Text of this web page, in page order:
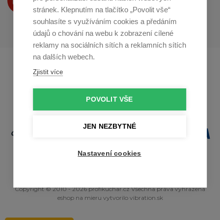
na Youtube
Profikuchar.sk
Copyright © 2010 - 2026 profikuchar.cz Všechna práva vyhrazena
eshop na mieru vytvorilo vibration.sk
stránek. Klepnutím na tlačítko „Povolit vše“
souhlasíte s využíváním cookies a předáním
údajů o chování na webu k zobrazení cílené
reklamy na sociálních sítích a reklamních sítích
na dalších webech.
Zjistit více
POVOLIT VŠE
JEN NEZBYTNÉ
Nastavení cookies